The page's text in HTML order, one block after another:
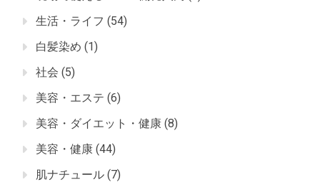
生活・ライフ (54)
白髪染め (1)
社会 (5)
美容・エステ (6)
美容・ダイエット・健康 (8)
美容・健康 (44)
肌ナチュール (7)